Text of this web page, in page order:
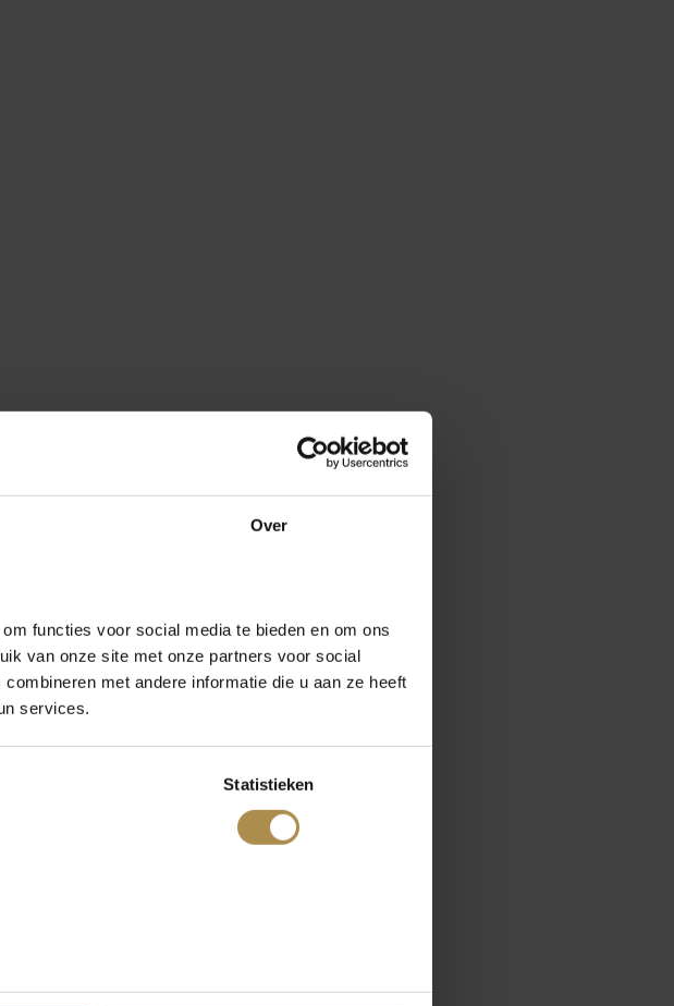
Over
functies voor social media te bieden en om ons
van onze site met onze partners voor social
met andere informatie die u aan ze heeft
services.
Statistieken